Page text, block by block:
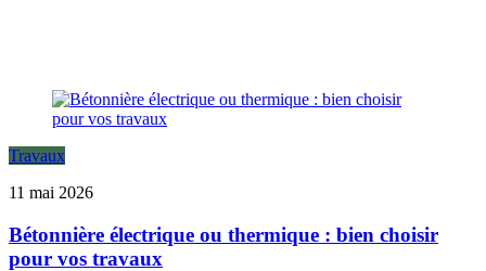
Travaux
11 mai 2026
Bétonnière électrique ou thermique : bien choisir
pour vos travaux